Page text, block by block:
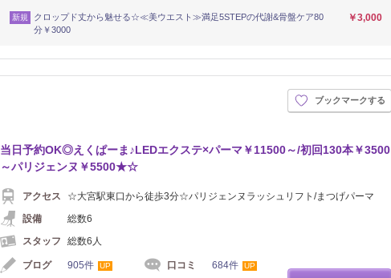
新規
クロップド丈から魅せる☆≪美ウエスト≫満足5STEPの代謝&骨盤ケア80
分￥3000
￥3,000
ブックマークする
当日予約OK◎えくぱーま♪LEDエクステ×パーマ￥11500～/初回130本￥3500
～パリジェンヌ￥5500★☆
アクセス
☆大宮駅東口から徒歩3分☆パリジェンヌラッシュリフト/まつげパーマ
設備
総数6
スタッフ
総数6人
ブログ 905件 UP 口コミ 684件 UP